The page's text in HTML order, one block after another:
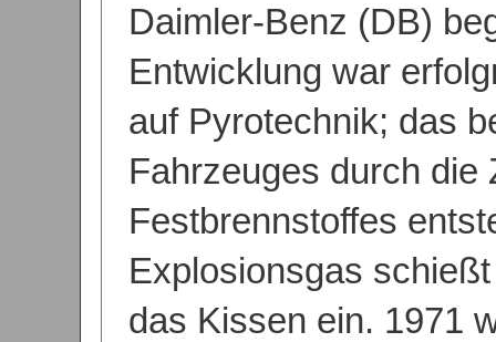
Daimler-Benz (DB)
Entwicklung war
auf Pyrotechnik; das
Fahrzeuges durch die
Festbrennstoffes
Explosionsgas
das Kissen ein. 1971